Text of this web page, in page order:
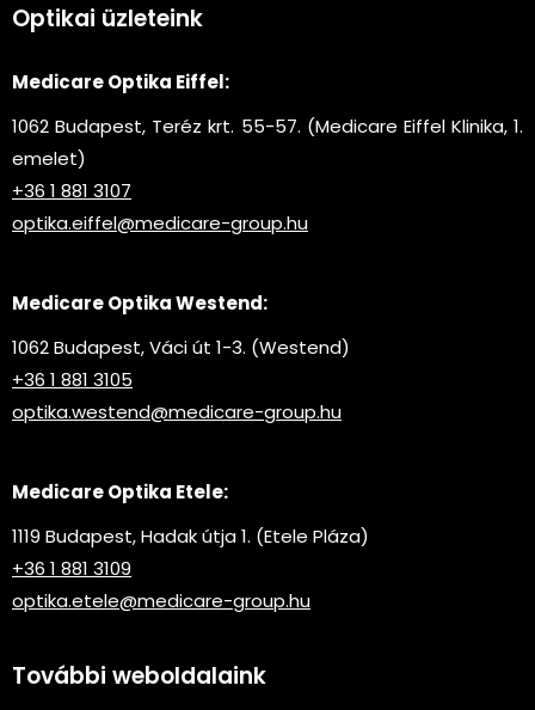
Optikai üzleteink
Medicare Optika Eiffel:
1062 Budapest, Teréz krt. 55-57. (Medicare Eiffel Klinika, 1.
emelet)
+36 1 881 3107
optika.eiffel@medicare-group.hu
Medicare Optika Westend:
1062 Budapest, Váci út 1-3. (Westend)
+36 1 881 3105
optika.westend@medicare-group.hu
Medicare Optika Etele:
1119 Budapest, Hadak útja 1. (Etele Pláza)
+36 1 881 3109
optika.etele@medicare-group.hu
További weboldalaink